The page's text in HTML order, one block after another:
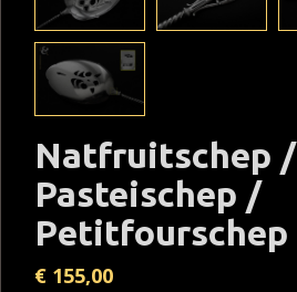
Natfruitschep /
Pasteischep /
Petitfourschep
€ 155,00